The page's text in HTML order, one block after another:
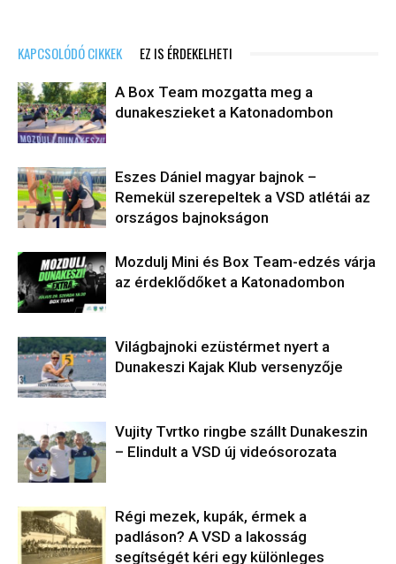
KAPCSOLÓDÓ CIKKEK EZ IS ÉRDEKELHETI
A Box Team mozgatta meg a
dunakeszieket a Katonadombon
Eszes Dániel magyar bajnok –
Remekül szerepeltek a VSD atlétái az
országos bajnokságon
Mozdulj Mini és Box Team-edzés várja
az érdeklődőket a Katonadombon
Világbajnoki ezüstérmet nyert a
Dunakeszi Kajak Klub versenyzője
Vujity Tvrtko ringbe szállt Dunakeszin
– Elindult a VSD új videósorozata
Régi mezek, kupák, érmek a
padláson? A VSD a lakosság
segítségét kéri egy különleges